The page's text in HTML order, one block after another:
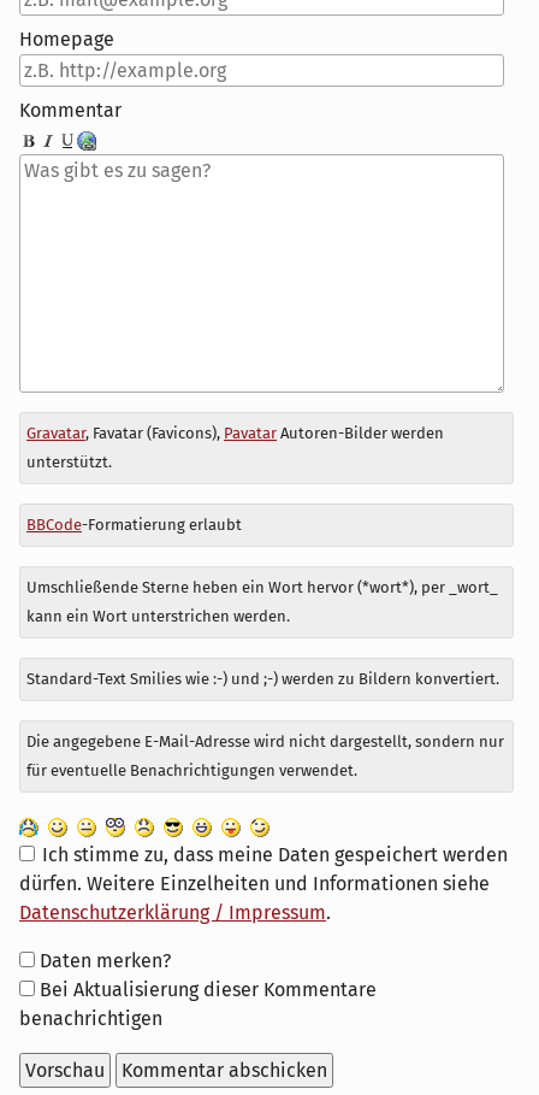
Homepage
Kommentar
Antwort
zu
Gravatar, Favatar (Favicons), PavatarAutoren-Bilder werden
unterstützt.
BBCode-Formatierung erlaubt
Umschließende Sterne heben ein Wort hervor (*wort*), per _wort_
kann ein Wort unterstrichen werden.
Standard-Text Smilies wie :-) und ;-) werden zu Bildern konvertiert.
Die angegebene E-Mail-Adresse wird nicht dargestellt, sondern nur
für eventuelle Benachrichtigungen verwendet.
Ich stimme zu, dass meine Daten gespeichert werden
dürfen. Weitere Einzelheiten und Informationen siehe
Datenschutzerklärung / Impressum.
Formular-
Optionen
Daten merken?
Bei Aktualisierung dieser Kommentare
benachrichtigen